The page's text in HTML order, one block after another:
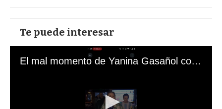
Te puede interesar
El mal momento de Yanina Gasañol con un hincha argentino en "Subrayado"